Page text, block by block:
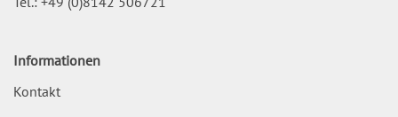
Informationen
Kontakt